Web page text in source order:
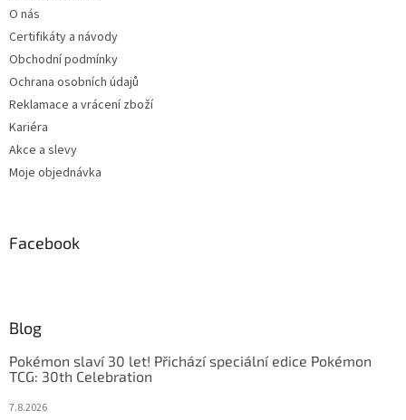
O nás
Certifikáty a návody
Obchodní podmínky
Ochrana osobních údajů
Reklamace a vrácení zboží
Kariéra
Akce a slevy
Moje objednávka
Facebook
Blog
Pokémon slaví 30 let! Přichází speciální edice Pokémon
TCG: 30th Celebration
7.8.2026